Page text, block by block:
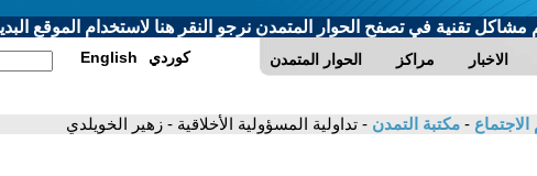
مشاكل تقنية في تصفح الحوار المتمدن نرجو النقر هنا لاستخدام الموقع
الحوار المتمدن مراكز الاخبار English كوردي
- مكتبة التمدن - تداولية المسؤولية الأخلاقية - زهير الخويلدي